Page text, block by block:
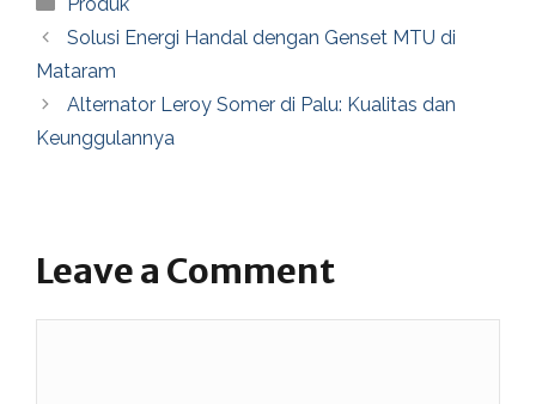
Solusi Energi Handal dengan Genset MTU di
Mataram
Alternator Leroy Somer di Palu: Kualitas dan
Keunggulannya
Leave a Comment